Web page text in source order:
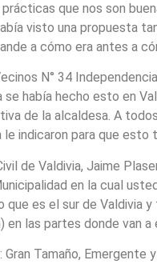
que nos son
visto una propuesta
a cómo era antes a
N° 34
había hecho esto en
de la alcaldesa. A
indicaron para que esto
de Valdivia, Jaime
en la cual
que es el sur de
en las partes donde van
Tamaño,